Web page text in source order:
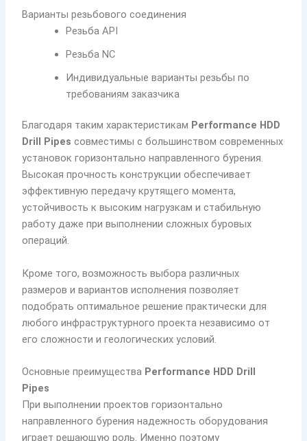
Варианты резьбового соединения
Резьба API
Резьба NC
Индивидуальные варианты резьбы по
требованиям заказчика
Благодаря таким характеристикам Performance HDD
Drill Pipes совместимы с большинством современных
установок горизонтально направленного бурения.
Высокая прочность конструкции обеспечивает
эффективную передачу крутящего момента,
устойчивость к высоким нагрузкам и стабильную
работу даже при выполнении сложных буровых
операций.
Кроме того, возможность выбора различных
размеров и вариантов исполнения позволяет
подобрать оптимальное решение практически для
любого инфраструктурного проекта независимо от
его сложности и геологических условий.
Основные преимущества Performance HDD Drill
Pipes
При выполнении проектов горизонтально
направленного бурения надежность оборудования
играет решающую роль. Именно поэтому